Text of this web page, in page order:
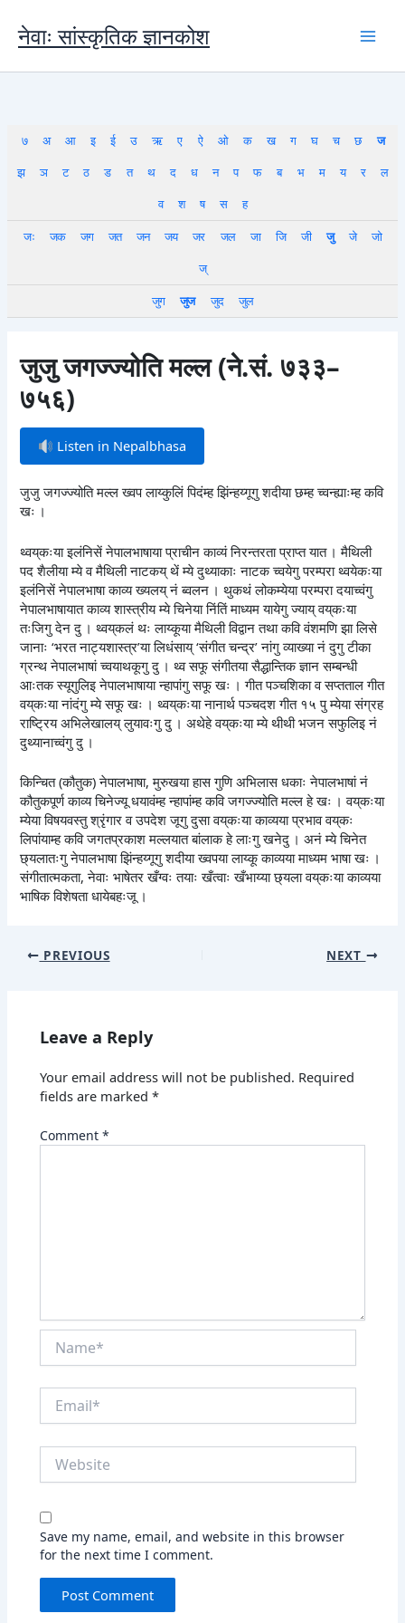
content
नेवाः सांस्कृतिक ज्ञानकोश
७ अ आ इ ई उ ऋ ए ऐ ओ क ख ग घ च छ
ज
झ
ञ ट ठ ड त थ द ध न प फ ब भ म य र
ल
व
श ष स
ह
जः
जक जग जत जन जय जर जल जा जि जी जु जे
जो
ज्
जुग
जुज जुद जुल
जुजु जगज्ज्योति मल्ल (ने.सं. ७३३–
७५६)
Listen in Nepalbhasa
जुजु जगज्ज्योति मल्ल ख्वप लाय्कुलिं पिदंम्ह झिंन्हय्गूगु शदीया छम्ह च्वन्ह्याःम्ह कवि
खः ।
थ्वय्‌कःया इलंनिसें नेपालभाषाया प्राचीन काव्यं निरन्तरता प्राप्त यात । मैथिली
पद शैलीया म्ये व मैथिली नाटकय् थें म्ये दुथ्याकाः नाटक च्वयेगु परम्परा थ्वयेकःया
इलंनिसें नेपालभाषा काव्य ख्यलय् नं ब्वलन । थुकथं लोकम्येया परम्परा दयाच्वंगु
नेपालभाषायात काव्य शास्त्रीय म्ये चिनेया निंतिं माध्यम यायेगु ज्याय् वय्‌कःया
तःजिगु देन दु । थ्वय्‌कलं थः लाय्कूया मैथिली विद्वान तथा कवि वंशमणि झा लिसे
जानाः ‘भरत नाट्यशास्त्र’या लिधंसाय् ‘संगीत चन्द्र’ नांगु व्याख्या नं दुगु टीका
ग्रन्थ नेपालभाषां च्वयाथकूगु दु । थ्व सफू संगीतया सैद्धान्तिक ज्ञान सम्बन्धी
आःतक स्यूगुलिइ नेपालभाषाया न्हापांगु सफू खः । गीत पञ्चशिका व सप्तताल गीत
वय्‌कःया नांदंगु म्ये सफू खः । थ्वय्‌कःया नानार्थ पञ्चदश गीत १५ पु म्येया संग्रह
राष्ट्रिय अभिलेखालय् लुयावःगु दु । अथेहे वय्‌कःया म्ये थीथी भजन सफुलिइ नं
दुथ्यानाच्वंगु दु ।
किन्चित (कौतुक) नेपालभाषा, मुरुखया हास गुणि अभिलास धकाः नेपालभाषां नं
कौतुकपूर्ण काव्य चिनेज्यू धयावंम्ह न्हापांम्ह कवि जगज्ज्योति मल्ल हे खः । वय्‌कःया
म्येया विषयवस्तु श्रृंगार व उपदेश जूगु दुसा वय्‌कःया काव्यया प्रभाव वय्‌कः
लिपांयाम्ह कवि जगतप्रकाश मल्लयात बांलाक हे लाःगु खनेदु । अनं म्ये चिनेत
छ्यलातःगु नेपालभाषा झिंन्हय्गूगु शदीया ख्वपया लाय्कू काव्यया माध्यम भाषा खः ।
संगीतात्मकता, नेवाः भाषेतर खँग्वः तयाः खँत्वाः खँभाय्या छ्यला वय्‌कःया काव्यया
भाषिक विशेषता धायेबहःजू ।
PREVIOUS NEXT
Leave a Reply
Your email address will not be published. Required
fields are marked*
Comment*
Save my name, email, and website in this browser
for the next time I comment.